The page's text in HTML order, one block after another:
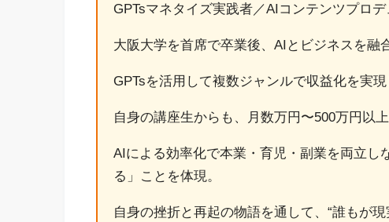
GPTsマネタイズ実践者／AIコンテンツプロデ
大阪大学を首席で卒業後、AIとビジネスを融
GPTsを活用して複数ジャンルで収益化を実
自身の講座生からも、月数万円〜500万円以
AIによる効率化で本業・育児・副業を両立し
る」ことを体現。
自身の挫折と再起の物語を通して、“誰もが